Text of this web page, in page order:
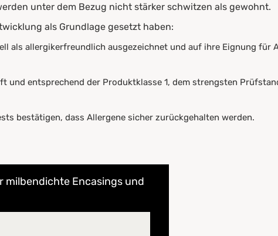
unter dem Bezug nicht stärker schwitzen als gewohnt.
als Grundlage gesetzt haben:
als allergikerfreundlich ausgezeichnet und auf ihre Eignung für
und entsprechend der Produktklasse 1, dem strengsten
bestätigen, dass Allergene sicher zurückgehalten werden.
milbendichte Encasings und